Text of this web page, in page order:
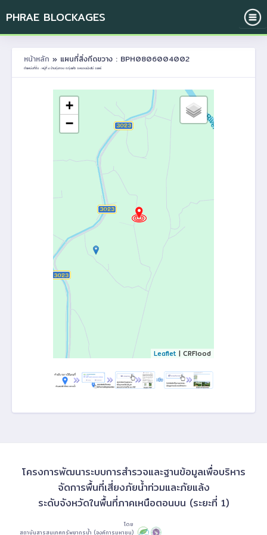
PHRAE BLOCKAGES
หน้าหลัก » แผนที่สิ่งกีดขวาง : BPH0806004002
ตำแหน่งที่ตั้ง : หมู่ที่ 4 บ้านทุ่งทอง ต.ทุ่งแค้ว อ.หนองม่วงไข่ จ.แพร่
+
−
Leaflet | CRFlood
โครงการพัฒนาระบบการสำรวจและฐานข้อมูลเพื่อบริหาร
จัดการพื้นที่เสี่ยงภัยน้ำท่วมและภัยแล้ง
ระดับจังหวัดในพื้นที่ภาคเหนือตอนบน (ระยะที่ 1)
โดย
สถาบันสารสนเทศทรัพยากรน้ำ (องค์การมหาชน)